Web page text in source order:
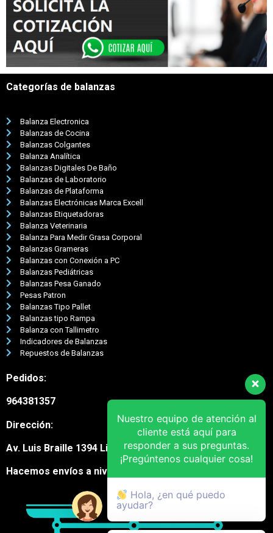
Categorías de balanzas
Balanza Electronica
Balanzas de Cocina
Balanzas Colgantes
Balanza Analítica
Balanzas Digitales De Baño
Balanzas de Laboratorio
Balanzas de Plataforma
Balanzas Electrónicas Marca Excell
Balanzas Etiquetadoras
Balanza Veterinaria
Balanza Para Medir Grasa Corporal
Balanzas Grameras
Balanzas con Conexión a PC
Balanzas Pediátricas
Balanzas Pesa Ganado
Pesas Patron
Balanzas Tipo Pallet
Balanzas tipo Rampa
Balanza con Tallimetro
Indicadores de Balanzas
Repuestos de Balanzas
Pedidos:
964381357
Dirección:
Av. Luis Braille 1394 Lima Cercado
Hacemos envíos a nivel nacional
Nuestro equipo de atención al
cliente está aquí para
responder a sus preguntas.
¡Pregúntenos cualquier cosa!
Hola, ¿en qué puedo
ayudar?